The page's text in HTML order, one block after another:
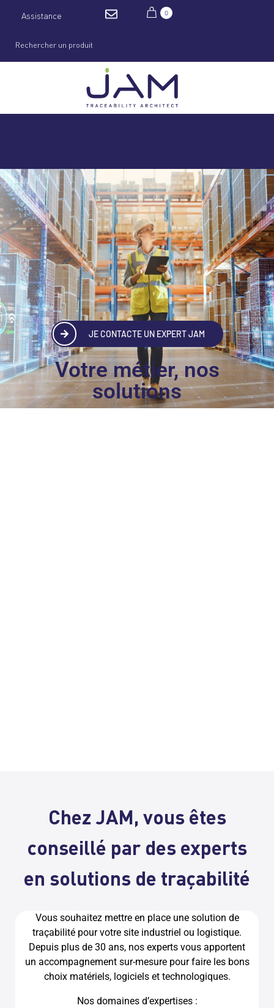
Assistance 0
JE CONTACTE UN EXPERT JAM
Votre métier, nos
solutions
Chez JAM, vous êtes
conseillé par des experts
en solutions de traçabilité
Vous souhaitez mettre en place une solution de
traçabilité pour votre site industriel ou logistique.
Depuis plus de 30 ans, nos experts vous apportent
un accompagnement sur-mesure pour faire les bons
choix matériels, logiciels et technologiques.
Nos domaines d’expertises :